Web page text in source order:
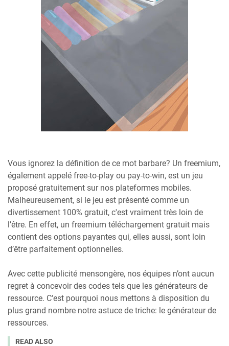
Vous ignorez la définition de ce mot barbare? Un freemium,
également appelé free-to-play ou pay-to-win, est un jeu
proposé gratuitement sur nos plateformes mobiles.
Malheureusement, si le jeu est présenté comme un
divertissement 100% gratuit, c'est vraiment très loin de
l’être. En effet, un freemium téléchargement gratuit mais
contient des options payantes qui, elles aussi, sont loin
d’être parfaitement optionnelles.
Avec cette publicité mensongère, nos équipes n’ont aucun
regret à concevoir des codes tels que les générateurs de
ressource. C'est pourquoi nous mettons à disposition du
plus grand nombre notre astuce de triche: le générateur de
ressources.
READ ALSO